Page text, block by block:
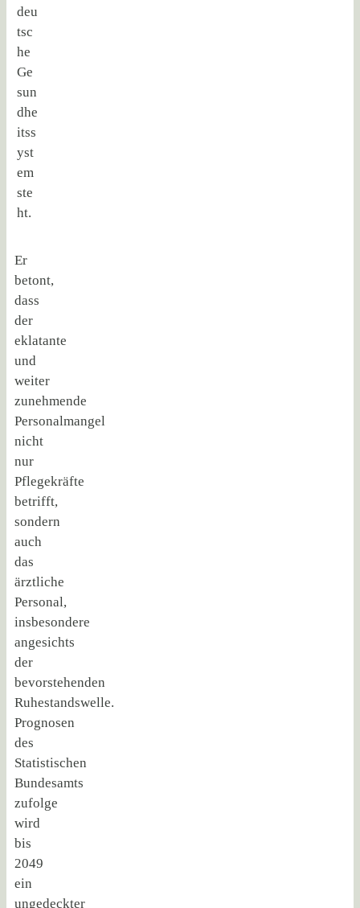
deu
tsc
he
Ge
sun
dhe
itss
yst
em
ste
ht.
Er
betont,
dass
der
eklatante
und
weiter
zunehmende
Personalmangel
nicht
nur
Pflegekräfte
betrifft,
sondern
auch
das
ärztliche
Personal,
insbesondere
angesichts
der
bevorstehenden
Ruhestandswelle.
Prognosen
des
Statistischen
Bundesamts
zufolge
wird
bis
2049
ein
ungedeckter